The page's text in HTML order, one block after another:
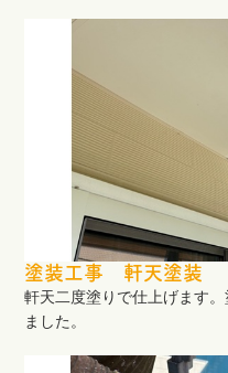
塗装工事 軒天塗装
軒天二度塗りで仕上げます
ました。